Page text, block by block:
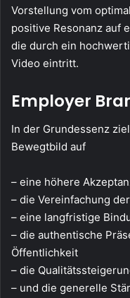
Vorstellung vom
positive Resonanz auf
die durch ein
Video eintritt.
Employer
In der Grundessenz
Bewegtbild auf
– eine höhere
– die Vereinfachung
– eine langfristige
– die authentische
Öffentlichkeit
– die
– und die generelle